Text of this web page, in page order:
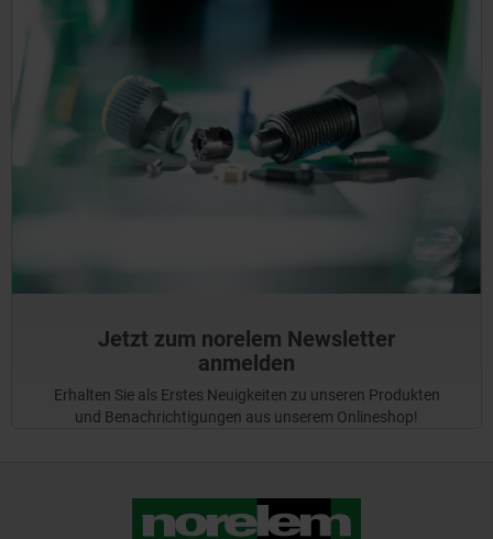
Jetzt zum norelem Newsletter
anmelden
Erhalten Sie als Erstes Neuigkeiten zu unseren Produkten
und Benachrichtigungen aus unserem Onlineshop!